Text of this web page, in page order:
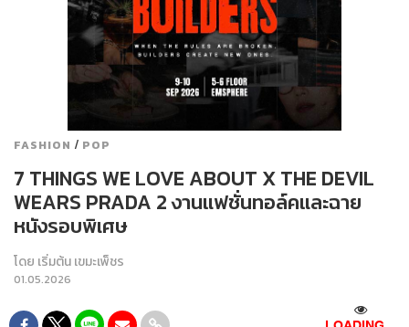
FASHION / POP
7 THINGS WE LOVE ABOUT X THE DEVIL
WEARS PRADA 2 งานแฟชั่นทอล์คและฉาย
หนังรอบพิเศษ
โดย เริ่มต้น เขมะเพ็ชร
01.05.2026